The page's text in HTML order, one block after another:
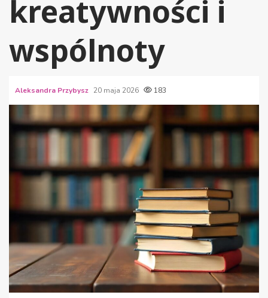
kreatywności i
wspólnoty
Aleksandra Przybysz 20 maja 2026 183